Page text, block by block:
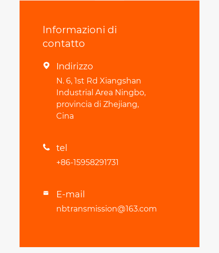
Informazioni di
contatto
 Indirizzo
N. 6, 1st Rd Xiangshan
Industrial Area Ningbo,
provincia di Zhejiang,
Cina
 tel
+86-15958291731
 E-mail
nbtransmission@163.com